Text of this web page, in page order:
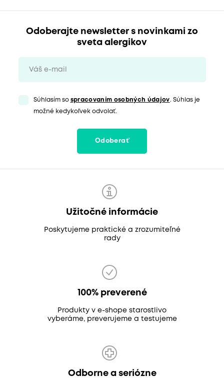
Odoberajte newsletter s novinkami zo
sveta alergikov
Súhlasím so spracovaním osobných údajov. Súhlas je
možné kedykoľvek odvolať.
Odoberať
Užitočné informácie
Poskytujeme praktické a zrozumiteľné
rady
100% preverené
Produkty v e-shope starostlivo
vyberáme, preverujeme a testujeme
Odborne a seriózne